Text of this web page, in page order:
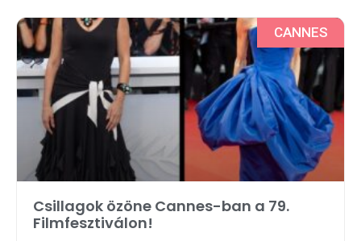
CANNES
Csillagok özöne Cannes-ban a 79.
Filmfesztiválon!